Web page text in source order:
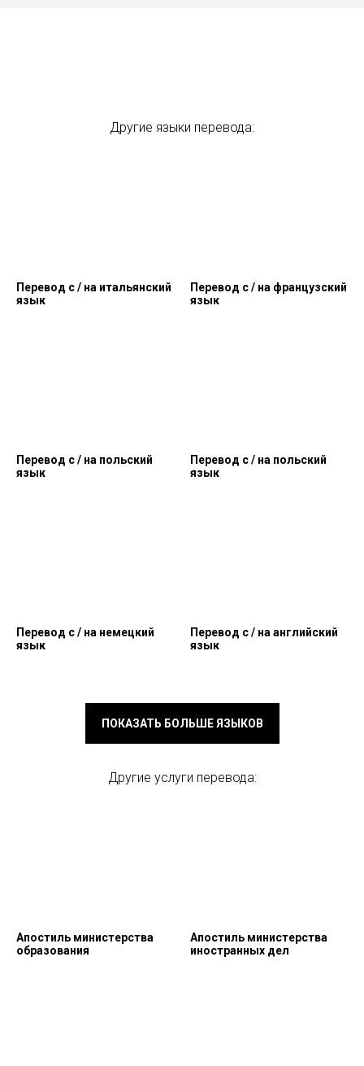
Другие языки перевода:
Перевод c / на итальянский
язык
Перевод c / на французский
язык
Перевод c / на польский
язык
Перевод c / на польский
язык
Перевод c / на немецкий
язык
Перевод c / на английский
язык
ПОКАЗАТЬ БОЛЬШЕ ЯЗЫКОВ
Другие услуги перевода:
Апостиль министерства
образования
Апостиль министерства
иностранных дел